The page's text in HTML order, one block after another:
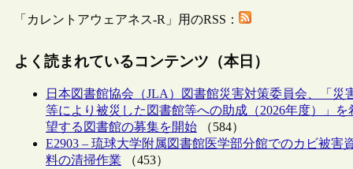
「カレントアウェアネス-R」用のRSS：
よく読まれているコンテンツ（本日）
日本図書館協会（JLA）図書館災害対策委員会、「災
等により被災した図書館等への助成（2026年度）」を
望する図書館の募集を開始 （584）
E2903 – 琉球大学附属図書館医学部分館でのカビ被害
料の清掃作業 （453）